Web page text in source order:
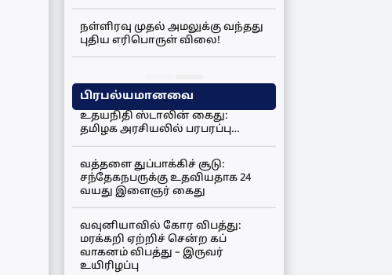
நள்ளிரவு முதல் அமலுக்கு வந்தது
புதிய எரிபொருள் விலை!
பிரபல்யமானவை
உதயநிதி ஸ்டாலின் கைது:
தமிழக அரசியலில் பரபரப்பு…
வத்தளை துப்பாக்கிச் சூடு:
சந்தேகநபருக்கு உதவியதாக 24
வயது இளைஞர் கைது
வவுனியாவில் கோர விபத்து:
மரக்கறி ஏற்றிச் சென்ற கப்
வாகனம் விபத்து – இருவர்
உயிரிழப்பு